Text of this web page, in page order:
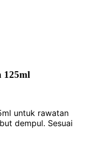
125ml
untuk rawatan
dempul. Sesuai